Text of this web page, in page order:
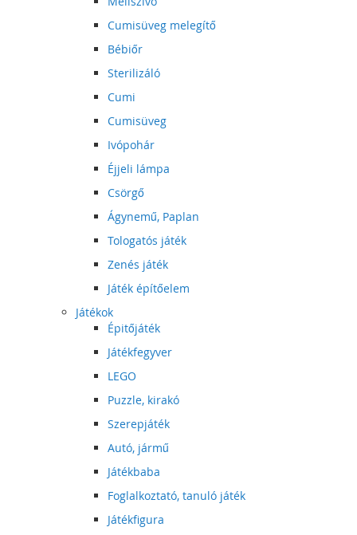
Cumisüveg melegítő
Bébiőr
Sterilizáló
Cumi
Cumisüveg
Ivópohár
Éjjeli lámpa
Csörgő
Ágynemű, Paplan
Tologatós játék
Zenés játék
Játék építőelem
Játékok
Épitőjáték
Játékfegyver
LEGO
Puzzle, kirakó
Szerepjáték
Autó, jármű
Játékbaba
Foglalkoztató, tanuló játék
Játékfigura